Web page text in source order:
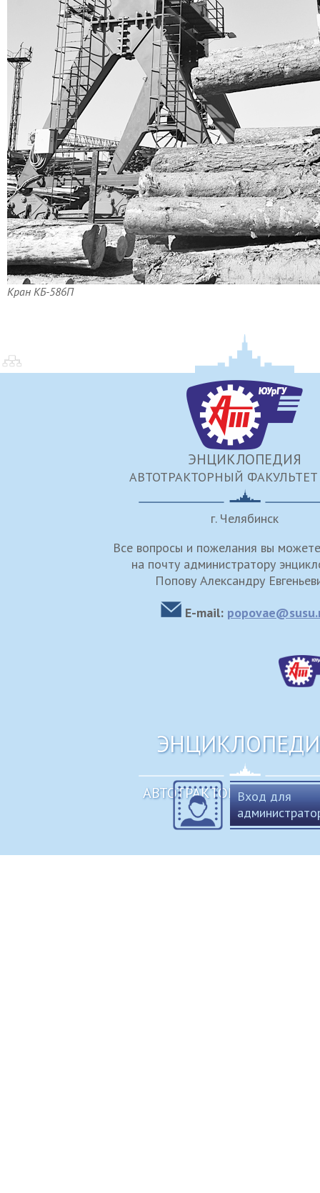
Кран КБ-586П
ЭНЦИКЛОПЕДИЯ
АВТОТРАКТОРНЫЙ ФАКУЛЬТЕТ
г. Челябинск
Все вопросы и пожелания вы
на почту администратору
Попову Александру
E-mail:
АВТОТРАКТОРНЫЙВход для